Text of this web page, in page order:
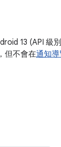
13 (API 級
但不會在通知